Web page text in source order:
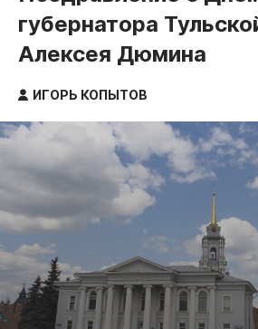
Культура
Происшествия
Спорт
Тульский бренд
Тула
ДоброЦентр
Голодный шпион
губернатора
Алексея Дюмина
ИГОРЬ КОПЫТОВ